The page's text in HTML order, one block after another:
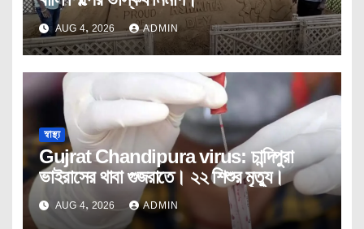
AUG 4, 2026 ADMIN
স্বাস্থ্য
Gujrat Chandipura virus: চান্দিপুরা
ভাইরাসের থাবা গুজরাতে। ২২ শিশুর মৃত্যু।
AUG 4, 2026 ADMIN